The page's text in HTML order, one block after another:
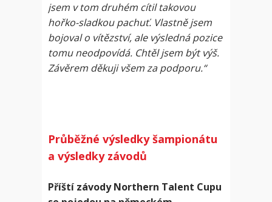
jsem v tom druhém cítil takovou
hořko-sladkou pachuť. Vlastně jsem
bojoval o vítězství, ale výsledná pozice
tomu neodpovídá. Chtěl jsem být výš.
Závěrem děkuji všem za podporu.“
Průběžné výsledky šampionátu
a výsledky závodů
Příští závody Northern Talent Cupu